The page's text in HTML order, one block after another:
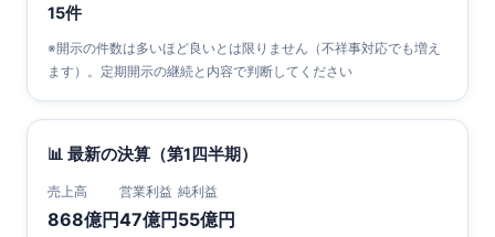
15件
※開示の件数は多いほど良いとは限りません（不祥事対応でも増え
ます）。定期開示の継続と内容で判断してください
📊 最新の決算（第1四半期）
売上高
868億円
営業利益
47億円
純利益
55億円